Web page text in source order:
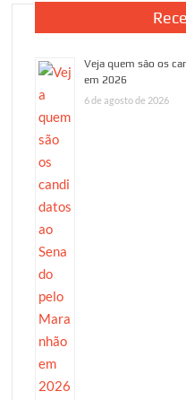
Veja quem são os
em 2026
6 de agosto de 2026